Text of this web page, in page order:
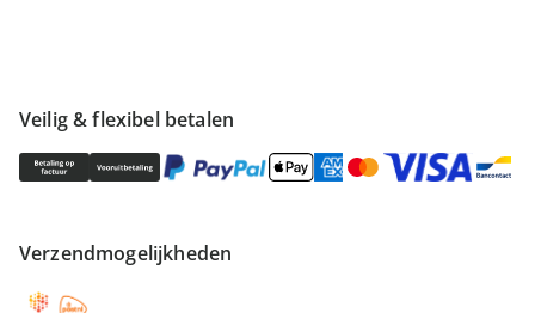
Veilig & flexibel betalen
Verzendmogelijkheden